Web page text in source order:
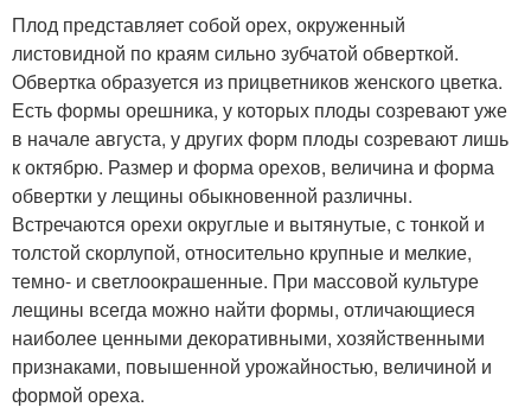
Плод представляет собой орех, окруженный
листовидной по краям сильно зубчатой обверткой.
Обвертка образуется из прицветников женского цветка.
Есть формы орешника, у которых плоды созревают уже
в начале августа, у других форм плоды созревают лишь
к октябрю. Размер и форма орехов, величина и форма
обвертки у лещины обыкновенной различны.
Встречаются орехи округлые и вытянутые, с тонкой и
толстой скорлупой, относительно крупные и мелкие,
темно- и светлоокрашенные. При массовой культуре
лещины всегда можно найти формы, отличающиеся
наиболее ценными декоративными, хозяйственными
признаками, повышенной урожайностью, величиной и
формой ореха.